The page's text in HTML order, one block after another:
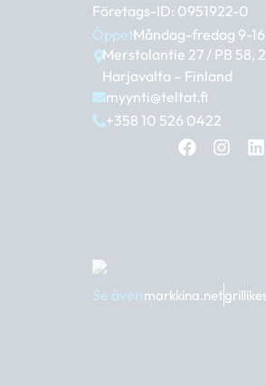
Företags-ID: 0951922-0
Öppet:Måndag-fredag 9-16
Merstolantie 27 / PB 58,
Harjavalta – Finland
myynti@teltat.fi
+358 10 526 0422
F
a
I
n
m
L
i
Se även:markkina.net